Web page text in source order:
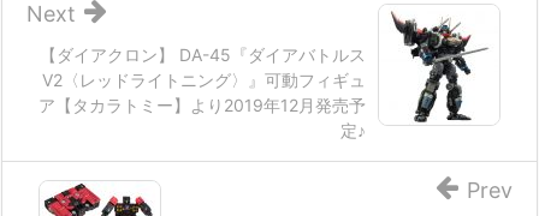
【ダイアクロン】 DA-45『ダイアバトルス
V2〈レッドライトニング〉』可動フィギュ
ア【タカラトミー】より2019年12月発売予
定♪
Next
Prev